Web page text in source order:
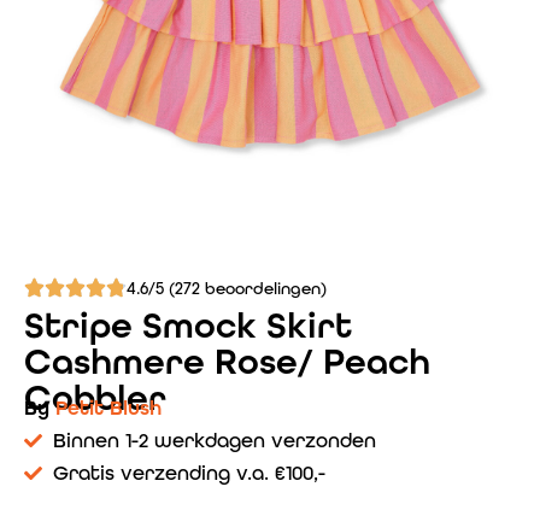
4.6/5 (272 beoordelingen)
Stripe Smock Skirt
Cashmere Rose/ Peach
Cobbler
ByPetit Blush
Binnen 1-2 werkdagen verzonden
Gratis verzending v.a. €100,-